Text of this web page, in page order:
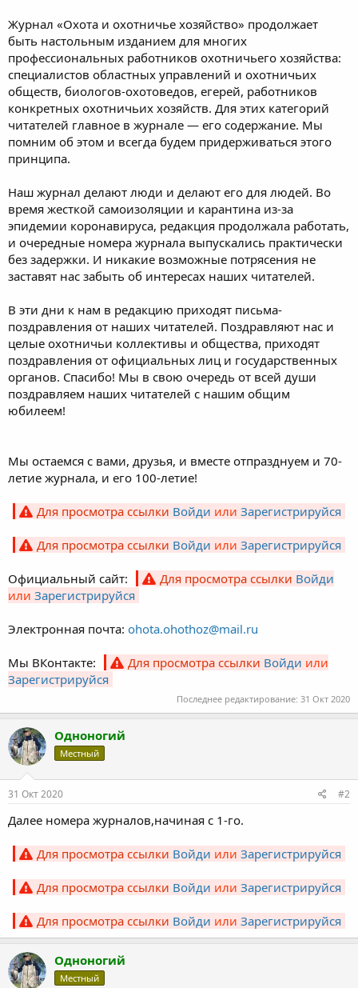
Журнал «Охота и охотничье хозяйство» продолжает
быть настольным изданием для многих
профессиональных работников охотничьего хозяйства:
специалистов областных управлений и охотничьих
обществ, биологов-охотоведов, егерей, работников
конкретных охотничьих хозяйств. Для этих категорий
читателей главное в журнале — его содержание. Мы
помним об этом и всегда будем придерживаться этого
принципа.
Наш журнал делают люди и делают его для людей. Во
время жесткой самоизоляции и карантина из-за
эпидемии коронавируса, редакция продолжала работать,
и очередные номера журнала выпускались практически
без задержки. И никакие возможные потрясения не
заставят нас забыть об интересах наших читателей.
В эти дни к нам в редакцию приходят письма-
поздравления от наших читателей. Поздравляют нас и
целые охотничьи коллективы и общества, приходят
поздравления от официальных лиц и государственных
органов. Спасибо! Мы в свою очередь от всей души
поздравляем наших читателей с нашим общим
юбилеем!
Мы остаемся с вами, друзья, и вместе отпразднуем и 70-
летие журнала, и его 100-летие!
Для просмотра ссылки Войди или Зарегистрируйся
Для просмотра ссылки Войди или Зарегистрируйся
Официальный сайт: Для просмотра ссылки Войди
или Зарегистрируйся
Электронная почта: ohota.ohothoz@mail.ru
Мы ВКонтакте: Для просмотра ссылки Войди или
Зарегистрируйся
Последнее редактирование: 31 Окт 2020
Одноногий
Местный
31 Окт 2020 #2
Далее номера журналов,начиная с 1-го.
Для просмотра ссылки Войди или Зарегистрируйся
Для просмотра ссылки Войди или Зарегистрируйся
Для просмотра ссылки Войди или Зарегистрируйся
Одноногий
Местный